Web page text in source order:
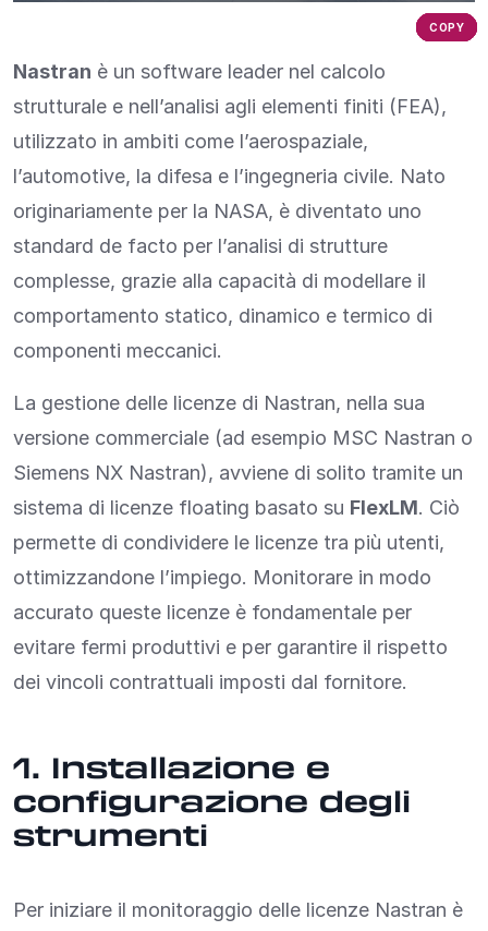
Nastran è un software leader nel calcolo
strutturale e nell’analisi agli elementi finiti (FEA),
utilizzato in ambiti come l’aerospaziale,
l’automotive, la difesa e l’ingegneria civile. Nato
originariamente per la NASA, è diventato uno
standard de facto per l’analisi di strutture
complesse, grazie alla capacità di modellare il
comportamento statico, dinamico e termico di
componenti meccanici.
La gestione delle licenze di Nastran, nella sua
versione commerciale (ad esempio MSC Nastran o
Siemens NX Nastran), avviene di solito tramite un
sistema di licenze floating basato su FlexLM. Ciò
permette di condividere le licenze tra più utenti,
ottimizzandone l’impiego. Monitorare in modo
accurato queste licenze è fondamentale per
evitare fermi produttivi e per garantire il rispetto
dei vincoli contrattuali imposti dal fornitore.
1. Installazione e
configurazione degli
strumenti
Per iniziare il monitoraggio delle licenze Nastran è
COPY
COPY
COPY
COPY
COPY
COPY